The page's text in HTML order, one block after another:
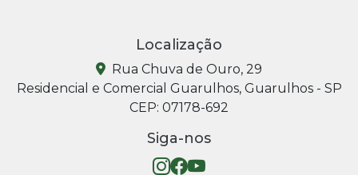
Localização
Rua Chuva de Ouro, 29
Residencial e Comercial Guarulhos, Guarulhos - SP
CEP: 07178-692
Siga-nos